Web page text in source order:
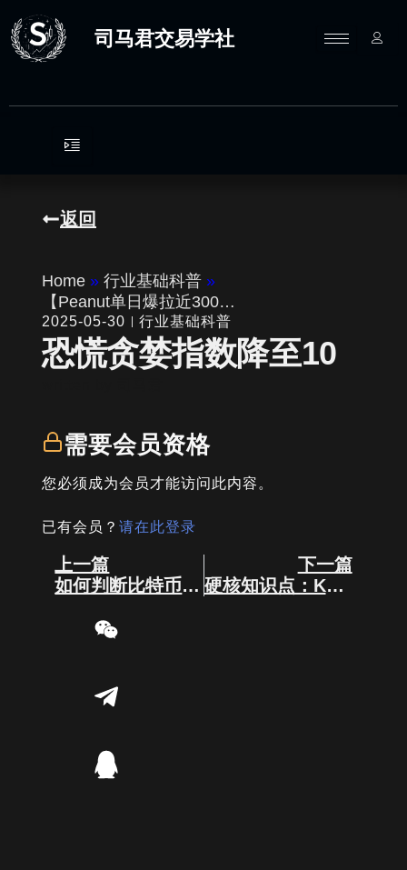
至
内
司马君交易学社
返回
Home » 行业基础科普 »
【Peanut单日爆拉近300…
2025-05-30 行业基础科普
恐慌贪婪指数降至10
需要会员资格
您必须成为会员才能访问此内容。
已有会员？ 请在此登录
Prev
上一篇
如何判断比特币的牛熊？
下一篇
硬核知识点：K线形态核心逻辑